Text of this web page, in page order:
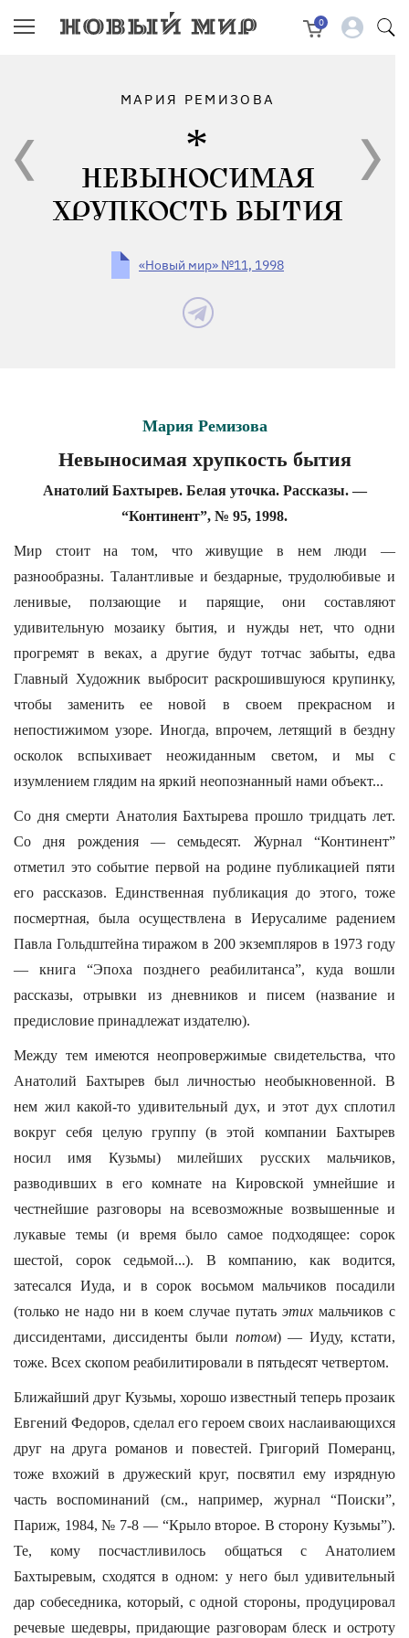
0
МАРИЯ РЕМИЗОВА
НЕВЫНОСИМАЯ
ХРУПКОСТЬ БЫТИЯ
«Новый мир» №11, 1998
Мария Ремизова
Невыносимая хрупкость бытия
Анатолий Бахтырев. Белая уточка. Рассказы. —
“Континент”, № 95, 1998.
Мир стоит на том, что живущие в нем люди —
разнообразны. Талантливые и бездарные, трудолюбивые и
ленивые, ползающие и парящие, они составляют
удивительную мозаику бытия, и нужды нет, что одни
прогремят в веках, а другие будут тотчас забыты, едва
Главный Художник выбросит раскрошившуюся крупинку,
чтобы заменить ее новой в своем прекрасном и
непостижимом узоре. Иногда, впрочем, летящий в бездну
осколок вспыхивает неожиданным светом, и мы с
изумлением глядим на яркий неопознанный нами объект...
Со дня смерти Анатолия Бахтырева прошло тридцать лет.
Со дня рождения — семьдесят. Журнал “Континент”
отметил это событие первой на родине публикацией пяти
его рассказов. Единственная публикация до этого, тоже
посмертная, была осуществлена в Иерусалиме радением
Павла Гольдштейна тиражом в 200 экземпляров в 1973 году
— книга “Эпоха позднего реабилитанса”, куда вошли
рассказы, отрывки из дневников и писем (название и
предисловие принадлежат издателю).
Между тем имеются неопровержимые свидетельства, что
Анатолий Бахтырев был личностью необыкновенной. В
нем жил какой-то удивительный дух, и этот дух сплотил
вокруг себя целую группу (в этой компании Бахтырев
носил имя Кузьмы) милейших русских мальчиков,
разводивших в его комнате на Кировской умнейшие и
честнейшие разговоры на всевозможные возвышенные и
лукавые темы (и время было самое подходящее: сорок
шестой, сорок седьмой...). В компанию, как водится,
затесался Иуда, и в сорок восьмом мальчиков посадили
(только не надо ни в коем случае путать этих мальчиков с
диссидентами, диссиденты были потом) — Иуду, кстати,
тоже. Всех скопом реабилитировали в пятьдесят четвертом.
Ближайший друг Кузьмы, хорошо известный теперь прозаик
Евгений Федоров, сделал его героем своих наслаивающихся
друг на друга романов и повестей. Григорий Померанц,
тоже вхожий в дружеский круг, посвятил ему изрядную
часть воспоминаний (см., например, журнал “Поиски”,
Париж, 1984, № 7-8 — “Крыло второе. В сторону Кузьмы”).
Те, кому посчастливилось общаться с Анатолием
Бахтыревым, сходятся в одном: у него был удивительный
дар собеседника, который, с одной стороны, продуцировал
речевые шедевры, придающие разговорам блеск и остроту